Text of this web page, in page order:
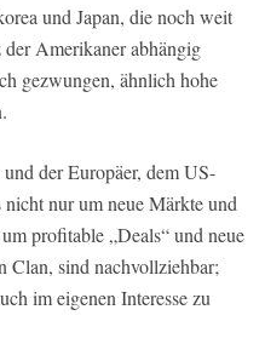
und Japan, die noch weit
Amerikaner abhängig
gezwungen, ähnlich hohe
der Europäer, dem US-
nur um neue Märkte und
profitable „Deals“ und neue
Clan, sind nachvollziehbar;
im eigenen Interesse zu